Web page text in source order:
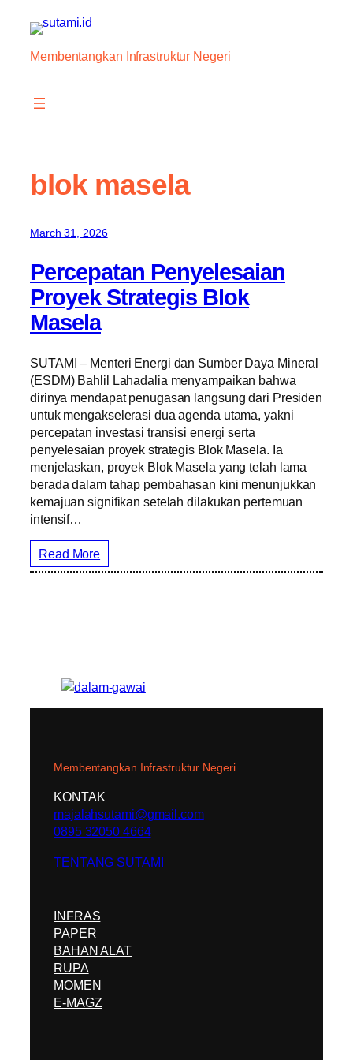
content
Membentangkan Infrastruktur Negeri
blok masela
March 31, 2026
Percepatan Penyelesaian
Proyek Strategis Blok
Masela
SUTAMI – Menteri Energi dan Sumber Daya Mineral
(ESDM) Bahlil Lahadalia menyampaikan bahwa
dirinya mendapat penugasan langsung dari Presiden
untuk mengakselerasi dua agenda utama, yakni
percepatan investasi transisi energi serta
penyelesaian proyek strategis Blok Masela. Ia
menjelaskan, proyek Blok Masela yang telah lama
berada dalam tahap pembahasan kini menunjukkan
kemajuan signifikan setelah dilakukan pertemuan
intensif…
Read More
Membentangkan Infrastruktur Negeri
KONTAK
majalahsutami@gmail.com
0895 32050 4664
TENTANG SUTAMI
INFRAS
PAPER
BAHAN ALAT
RUPA
MOMEN
E-MAGZ